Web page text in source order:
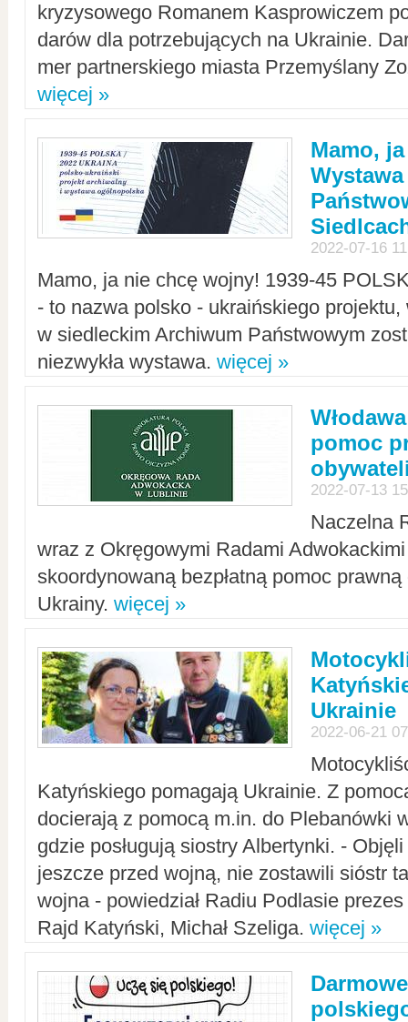
kryzysowego Romanem Kasprowiczem
darów dla potrzebujących na Ukrainie.
mer partnerskiego miasta Przemyślany
więcej »
Mamo,
2022-07-16
Mamo, ja nie chcę wojny! 1939-45
- to nazwa polsko - ukraińskiego
w siedleckim Archiwum Państwowym
niezwykła wystawa. więcej »
pomoc
2022-07-13
Naczelna
wraz z Okręgowymi Radami Adwokackimi
skoordynowaną bezpłatną pomoc
Ukrainy. więcej »
Ukrainie
2022-06-21
Katyńskiego pomagają Ukrainie. Z
docierają z pomocą m.in. do Plebanówki
gdzie posługują siostry Albertynki. -
jeszcze przed wojną, nie zostawili sióstr
wojna - powiedział Radiu Podlasie
Rajd Katyński, Michał Szeliga. więcej »